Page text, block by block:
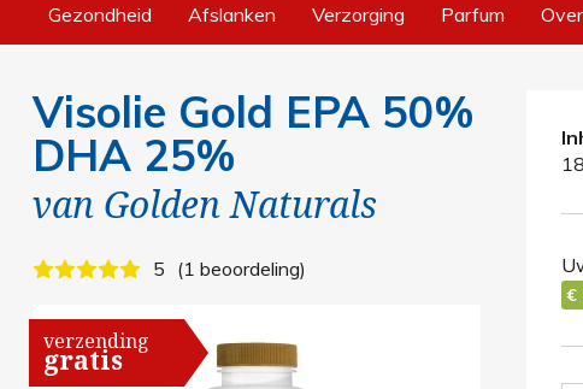
Gezondheid Afslanken Verzorging Parfum
Visolie Gold EPA 50%
DHA 25%
van Golden Naturals
5 1 beoordeling
verzending
gratis
€